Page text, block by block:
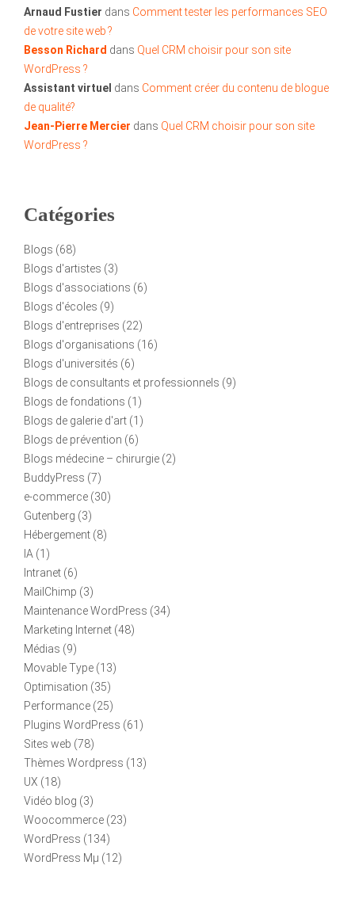
Arnaud Fustier dans Comment tester les performances SEO
de votre site web ?
Besson Richard dans Quel CRM choisir pour son site
WordPress ?
Assistant virtuel dans Comment créer du contenu de blogue
de qualité?
Jean-Pierre Mercier dans Quel CRM choisir pour son site
WordPress ?
Catégories
Blogs (68)
Blogs d'artistes (3)
Blogs d'associations (6)
Blogs d'écoles (9)
Blogs d'entreprises (22)
Blogs d'organisations (16)
Blogs d'universités (6)
Blogs de consultants et professionnels (9)
Blogs de fondations (1)
Blogs de galerie d'art (1)
Blogs de prévention (6)
Blogs médecine – chirurgie (2)
BuddyPress (7)
e-commerce (30)
Gutenberg (3)
Hébergement (8)
IA (1)
Intranet (6)
MailChimp (3)
Maintenance WordPress (34)
Marketing Internet (48)
Médias (9)
Movable Type (13)
Optimisation (35)
Performance (25)
Plugins WordPress (61)
Sites web (78)
Thèmes Wordpress (13)
UX (18)
Vidéo blog (3)
Woocommerce (23)
WordPress (134)
WordPress Mµ (12)